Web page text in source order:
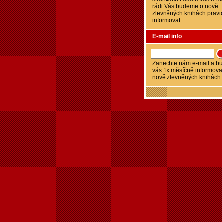
rádi Vás budeme o nově
zlevněných knihách
informovat.
E-mail info
Zanechte nám e-mail a
vás 1x měsíčně
nově zlevněných knihách.